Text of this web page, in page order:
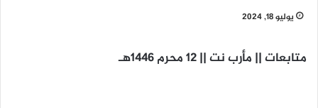
يوليو 18, 2024
متابعات || مأرب نت || 12 محرم 1446ه‍ـ